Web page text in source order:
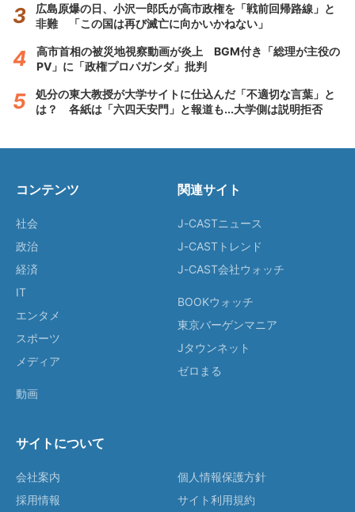
広島原爆の日、小沢一郎氏が高市政権を「戦前回帰路線」と
非難 「この国は再び滅亡に向かいかねない」
高市首相の被災地視察動画が炎上 BGM付き「総理が主役の
PV」に「政権プロパガンダ」批判
処分の東大教授が大学サイトに仕込んだ「不適切な言葉」と
は？ 各紙は「六四天安門」と報道も...大学側は説明拒否
コンテンツ
社会
政治
経済
IT
エンタメ
スポーツ
メディア
動画
関連サイト
J-CASTニュース
J-CASTトレンド
J-CAST会社ウォッチ
BOOKウォッチ
東京バーゲンマニア
Jタウンネット
ゼロまる
サイトについて
会社案内
採用情報
個人情報保護方針
サイト利用規約